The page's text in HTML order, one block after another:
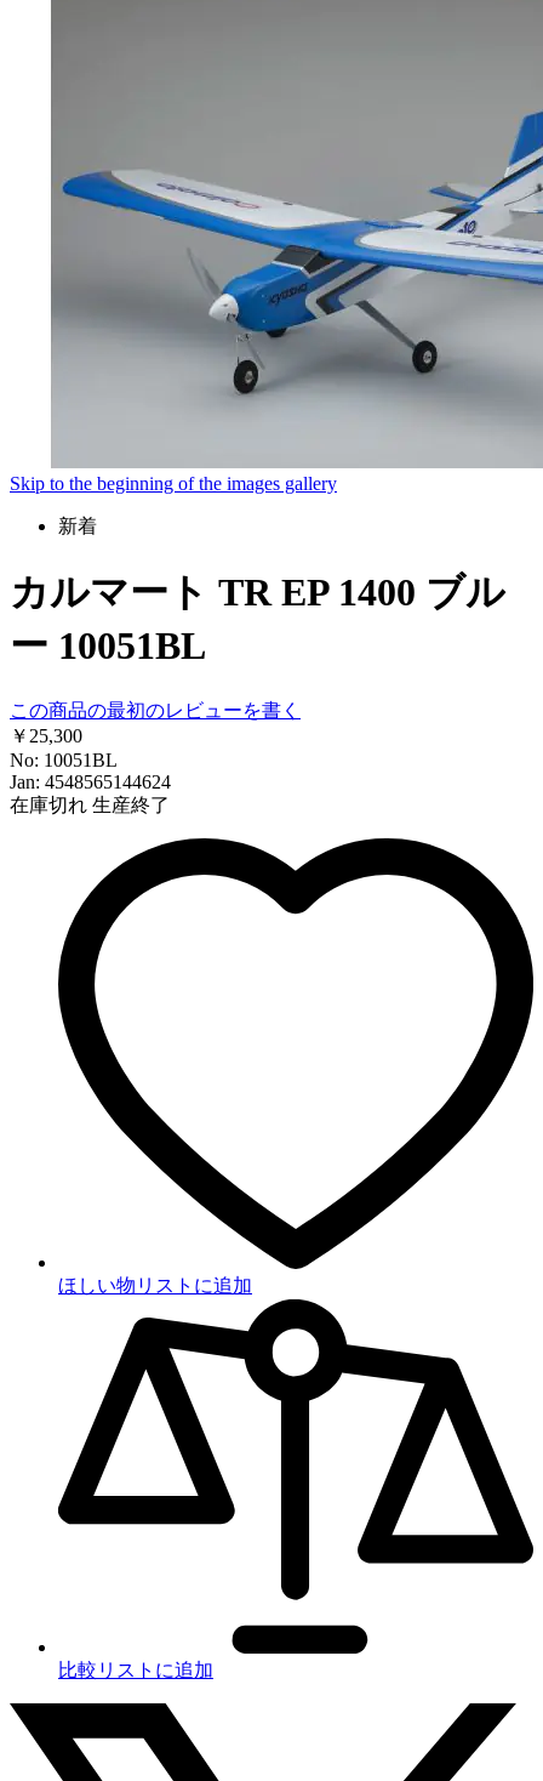
Skip to the beginning of the images gallery
新着
カルマート TR EP 1400 ブル
ー 10051BL
この商品の最初のレビューを書く
￥25,300
No: 10051BL
Jan: 4548565144624
在庫切れ 生産終了
ほしい物リストに追加
比較リストに追加